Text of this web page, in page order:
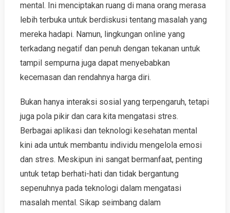
mental. Ini menciptakan ruang di mana orang merasa
lebih terbuka untuk berdiskusi tentang masalah yang
mereka hadapi. Namun, lingkungan online yang
terkadang negatif dan penuh dengan tekanan untuk
tampil sempurna juga dapat menyebabkan
kecemasan dan rendahnya harga diri.
Bukan hanya interaksi sosial yang terpengaruh, tetapi
juga pola pikir dan cara kita mengatasi stres.
Berbagai aplikasi dan teknologi kesehatan mental
kini ada untuk membantu individu mengelola emosi
dan stres. Meskipun ini sangat bermanfaat, penting
untuk tetap berhati-hati dan tidak bergantung
sepenuhnya pada teknologi dalam mengatasi
masalah mental. Sikap seimbang dalam